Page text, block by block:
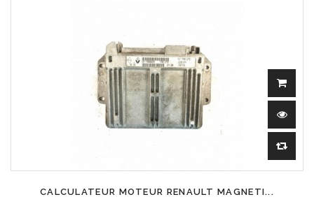
CALCULATEUR MOTEUR RENAULT MAGNETI...